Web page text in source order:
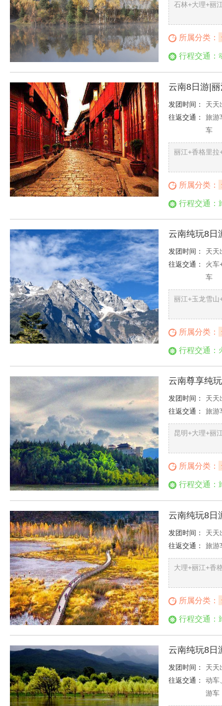
石林+大理+丽
所属分类：
行程交通：
云南8日游|
发团时间：
天天
往返交通：
旅游
车
丽江+香格里拉
所属分类：
行程交通：
云南纯玩8日
发团时间：
天天
往返交通：
火车
车
丽江+玉龙雪山
所属分类：
行程交通：
云南尊享纯
发团时间：
天天
往返交通：
旅游
昆明+大理+丽
所属分类：
行程交通：
云南纯玩8日
发团时间：
天天
往返交通：
旅游
大理+丽江+香
所属分类：
行程交通：
云南纯玩8日
发团时间：
天天
往返交通：
动车
游车